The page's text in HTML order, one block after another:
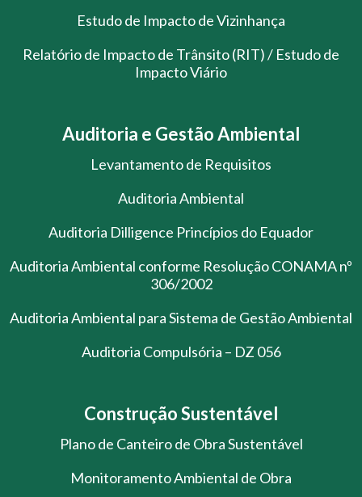
Estudo de Impacto de Vizinhança
Relatório de Impacto de Trânsito (RIT) / Estudo de
Impacto Viário
Auditoria e Gestão Ambiental
Levantamento de Requisitos
Auditoria Ambiental
Auditoria Dilligence Princípios do Equador
Auditoria Ambiental conforme Resolução CONAMA nº
306/2002
Auditoria Ambiental para Sistema de Gestão Ambiental
Auditoria Compulsória – DZ 056
Construção Sustentável
Plano de Canteiro de Obra Sustentável
Monitoramento Ambiental de Obra